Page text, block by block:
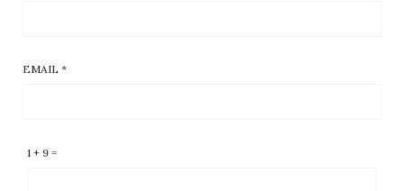
EMAIL *
1 + 9 =